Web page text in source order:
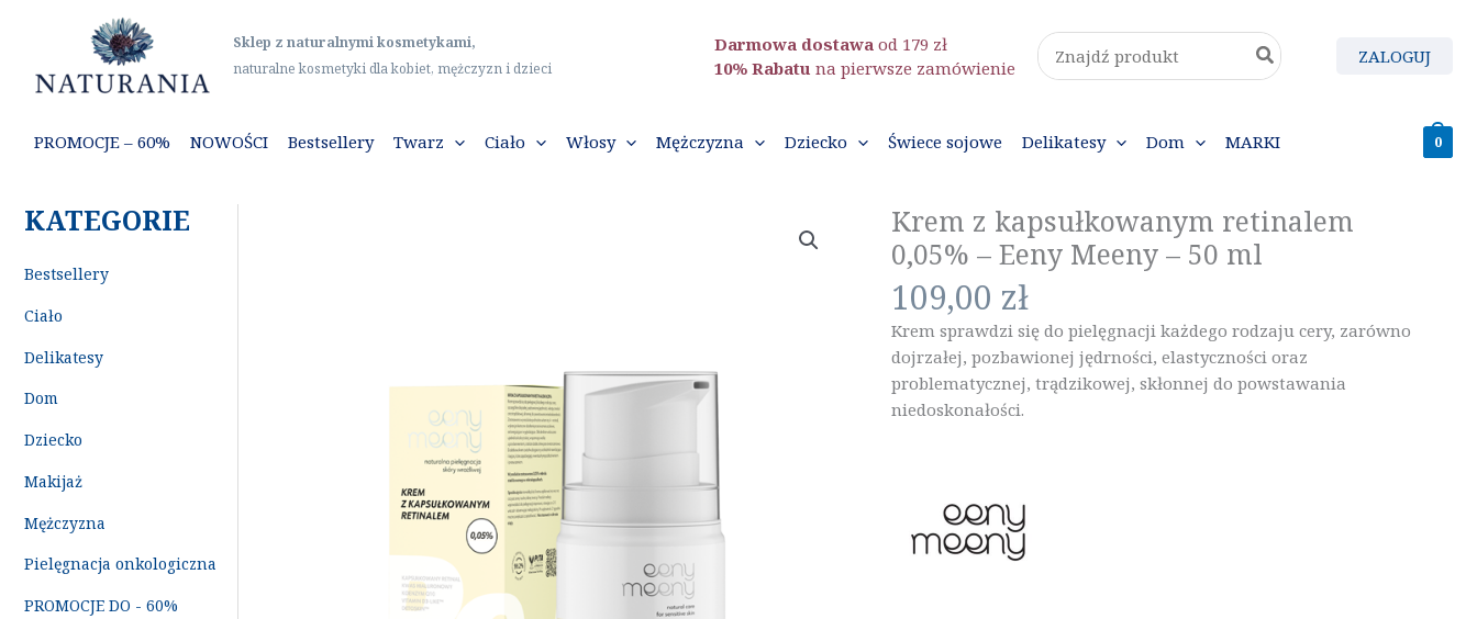
Sklep z naturalnymi kosmetykami,
naturalne kosmetyki dla kobiet, mężczyzn i dzieci
Darmowa dostawa od 179 zł
10% Rabatu na pierwsze zamówienie
Search
for:
ZALOGUJ
PROMOCJE – 60% NOWOŚCI Bestsellery Twarz Ciało Włosy Mężczyzna Dziecko Świece sojowe Delikatesy Dom MARKI 0
KATEGORIE
Bestsellery
Ciało
Delikatesy
Dom
Dziecko
Makijaż
Mężczyzna
Pielęgnacja onkologiczna
PROMOCJE DO - 60%
Krem z kapsułkowanym retinalem
0,05% – Eeny Meeny – 50 ml
109,00 zł
Krem sprawdzi się do pielęgnacji każdego rodzaju cery, zarówno
dojrzałej, pozbawionej jędrności, elastyczności oraz
problematycznej, trądzikowej, skłonnej do powstawania
niedoskonałości.